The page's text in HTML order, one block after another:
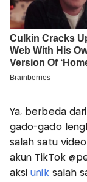
Ya, berbeda
gado-gado
salah satu
akun TikTok
aksiunik salah